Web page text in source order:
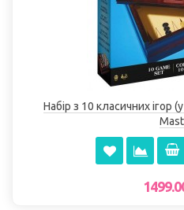
Набір з 10 класичних ігор